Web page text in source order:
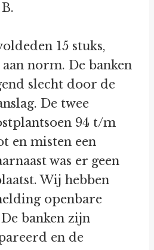
15 stuks,
norm. De banken
slecht door de
De twee
94 t/m
en misten een
was er geen
Wij hebben
openbare
banken zijn
en de